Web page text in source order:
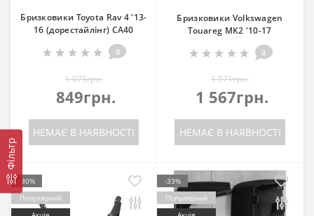
Фільтр
Бризковики Toyota Rav 4 '13-
16 (дорестайлінг) CA40
0
1 075грн.
849грн.
НЕМАЄ В НАЯВНОСТІ
Бризковики Volkswagen
Touareg MK2 '10-17
0
1 571грн.
1 567грн.
НЕМАЄ В НАЯВНОСТІ
-30%
Популярний
-33%
Популярний